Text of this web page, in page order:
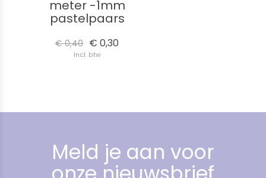
meter -1mm
pastelpaars
€ 0,40 € 0,30
Incl. btw
Meld je aan voor